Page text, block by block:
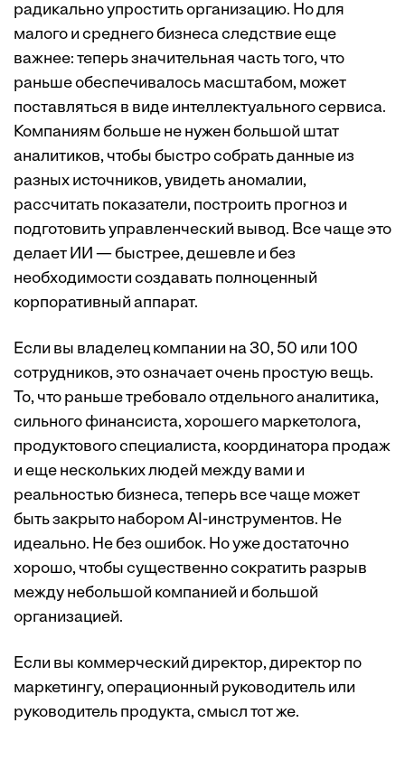
радикально упростить организацию. Но для
малого и среднего бизнеса следствие еще
важнее: теперь значительная часть того, что
раньше обеспечивалось масштабом, может
поставляться в виде интеллектуального сервиса.
Компаниям больше не нужен большой штат
аналитиков, чтобы быстро собрать данные из
разных источников, увидеть аномалии,
рассчитать показатели, построить прогноз и
подготовить управленческий вывод. Все чаще это
делает ИИ — быстрее, дешевле и без
необходимости создавать полноценный
корпоративный аппарат.
Если вы владелец компании на 30, 50 или 100
сотрудников, это означает очень простую вещь.
То, что раньше требовало отдельного аналитика,
сильного финансиста, хорошего маркетолога,
продуктового специалиста, координатора продаж
и еще нескольких людей между вами и
реальностью бизнеса, теперь все чаще может
быть закрыто набором AI-инструментов. Не
идеально. Не без ошибок. Но уже достаточно
хорошо, чтобы существенно сократить разрыв
между небольшой компанией и большой
организацией.
Если вы коммерческий директор, директор по
маркетингу, операционный руководитель или
руководитель продукта, смысл тот же.